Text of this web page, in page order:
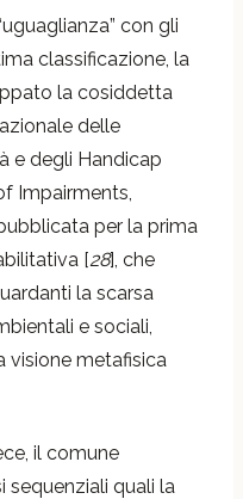
con gli
classificazione, la
la cosiddetta
delle
e degli Handicap
Impairments,
per la prima
[28], che
la scarsa
e sociali,
visione metafisica
il comune
sequenziali quali la